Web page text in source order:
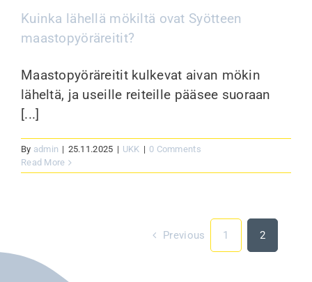
Kuinka lähellä mökiltä ovat Syötteen
maastopyöräreitit?
Maastopyöräreitit kulkevat aivan mökin
läheltä, ja useille reiteille pääsee suoraan
[...]
By admin | 25.11.2025 | UKK | 0 Comments
Read More
Previous 1 2